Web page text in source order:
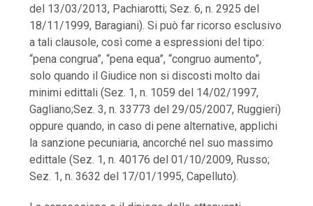
del 13/03/2013, Pachiarotti; Sez. 6, n. 2925 del
18/11/1999, Baragiani). Si può far ricorso esclusivo
a tali clausole, così come a espressioni del tipo:
“pena congrua”, “pena equa”, “congruo aumento”,
solo quando il Giudice non si discosti molto dai
minimi edittali (Sez. 1, n. 1059 del 14/02/1997,
Gagliano;Sez. 3, n. 33773 del 29/05/2007, Ruggieri)
oppure quando, in caso di pene alternative, applichi
la sanzione pecuniaria, ancorché nel suo massimo
edittale (Sez. 1, n. 40176 del 01/10/2009, Russo;
Sez. 1, n. 3632 del 17/01/1995, Capelluto).